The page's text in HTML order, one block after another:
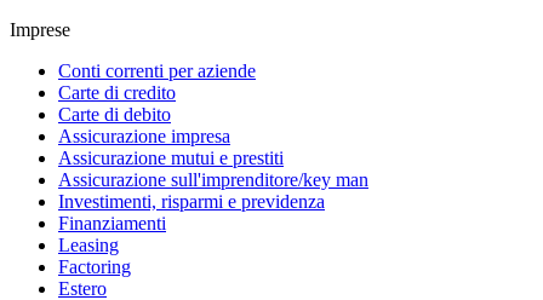
Imprese
Conti correnti per aziende
Carte di credito
Carte di debito
Assicurazione impresa
Assicurazione mutui e prestiti
Assicurazione sull'imprenditore/key man
Investimenti, risparmi e previdenza
Finanziamenti
Leasing
Factoring
Estero